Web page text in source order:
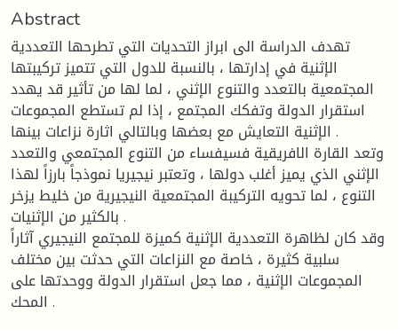
Abstract
تهدف الدراسة الى ابراز التحديات التي تطرحها التعددية
الإثنية في إدارتها ، بالنسبة للدول التي تتميز تركيبتها
المجتمعية بالتعدد والتنوع الإثني ، لما لها من تأثير قد يهدد
استقرار الدولة وتفكك المجتمع ، إذا لم تستطع المجموعات
الإثنية التعايش مع بعضها وبالتالي اثارة نزاعات بينها .
وتعد القارة الافريقية فسيفساء من التنوع المجتمعي والتعدد
الإثني الذي يميز أغلب دولها ، وتعتبر نيجيريا نموذجاً بارزاً لهذا
التنوع ، لما تحويه التركيبة المجتمعية النيجيرية من خليط يزخر
بالكثير من الإثنيات .
وقد كان لظاهرة التعددية الإثنية كميزة للمجتمع النيجيري آثاراً
سلبية كثيرة ، خاصة مع النزاعات التي حدثت بين مختلف
المجموعات الإثنية ، مما جعل استقرار الدولة ووحدتها على
المحك .